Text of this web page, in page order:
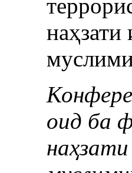
оид ба
наҳзати